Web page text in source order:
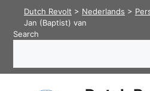
content
Dutch Revolt > Nederlands >
Jan (Baptist) van
Search